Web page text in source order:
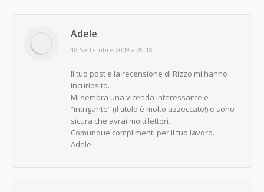
Adele
says:
18 Settembre 2009 a 20:18
Il tuo post e la recensione di Rizzo mi hanno
incuriosito.
Mi sembra una vicenda interessante e
“intrigante” (il titolo è molto azzeccato!) e sono
sicura che avrai molti lettori.
Comunque complimenti per il tuo lavoro.
Adele